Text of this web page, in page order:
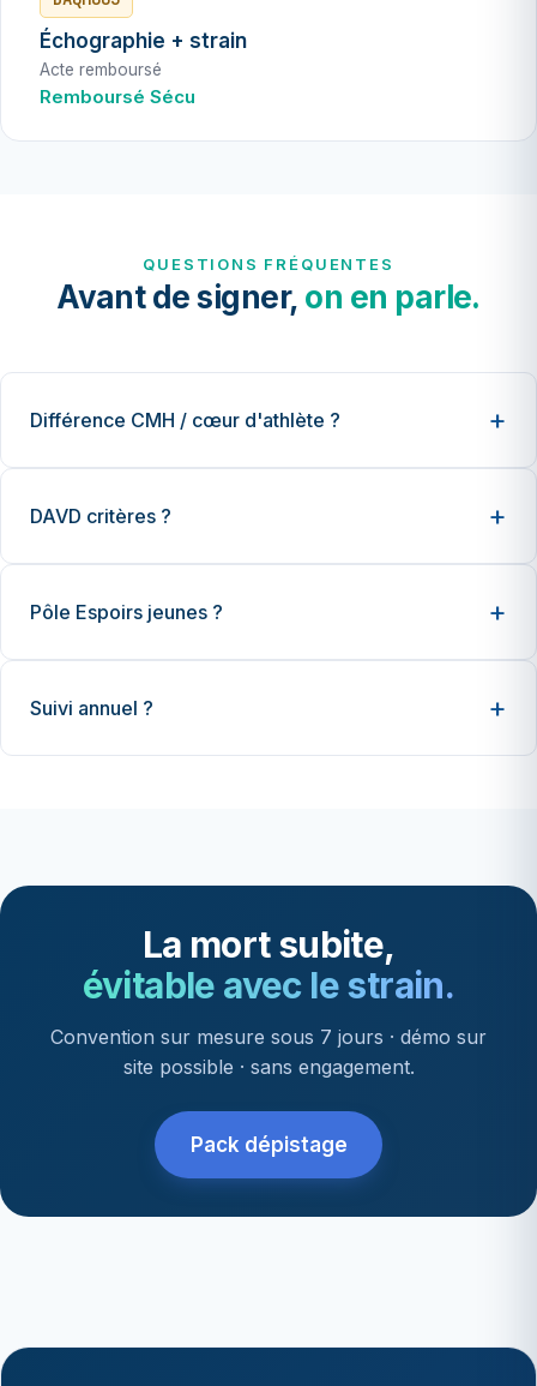
Échographie + strain
Acte remboursé
Remboursé Sécu
QUESTIONS FRÉQUENTES
Avant de signer, on en parle.
Différence CMH / cœur d'athlète ?
DAVD critères ?
Pôle Espoirs jeunes ?
Suivi annuel ?
La mort subite,
évitable avec le strain.
Convention sur mesure sous 7 jours · démo sur
site possible · sans engagement.
Pack dépistage